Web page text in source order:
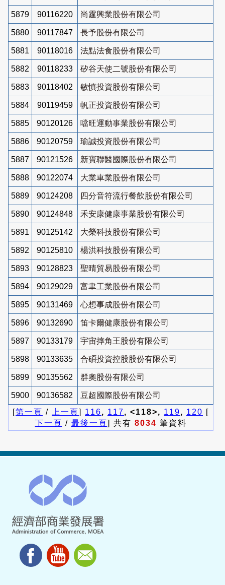
5879 90116220 尚霆興業股份有限公司
5880 90117847 長予股份有限公司
5881 90118016 法點法食股份有限公司
5882 90118233 矽谷天使二號股份有限公司
5883 90118402 敏慎投資股份有限公司
5884 90119459 帆正投資股份有限公司
5885 90120126 噹旺運動事業股份有限公司
5886 90120759 瑜誠投資股份有限公司
5887 90121526 新寶聯醫國際股份有限公司
5888 90122074 大業車業股份有限公司
5889 90124208 四分音符流行餐飲股份有限公司
5890 90124848 禾安康健康事業股份有限公司
5891 90125142 大榮科技股份有限公司
5892 90125810 楊洪科技股份有限公司
5893 90128823 聖晴貿易股份有限公司
5894 90129029 富聿工業股份有限公司
5895 90131469 心想事成股份有限公司
5896 90132690 笛卡爾健康股份有限公司
5897 90133179 宇宙摔角王股份有限公司
5898 90133635 合碩投資控股股份有限公司
5899 90135562 群奧股份有限公司
5900 90136582
豆超國際股份有限公司
[第一頁 / 上一頁] 116, 117, <118>, 119, 120 [
下一頁 / 最後一頁] 共有 8034 筆資料